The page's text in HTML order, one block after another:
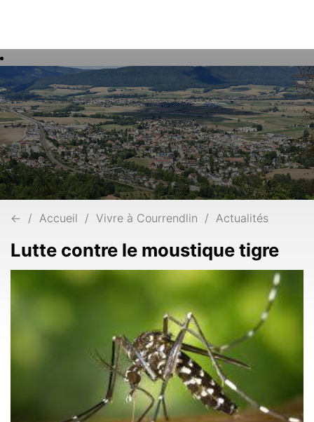
Mots
clés
← Accueil Vivre à Courrendlin Actualités
Lutte contre le moustique tigre